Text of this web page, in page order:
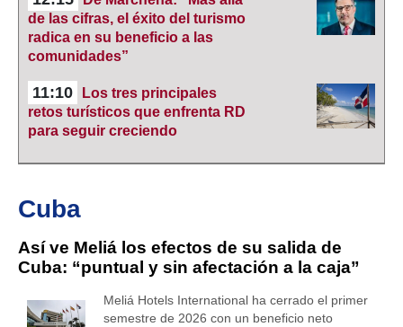
de las cifras, el éxito del turismo
radica en su beneficio a las
comunidades”
11:10
Los tres principales
retos turísticos que enfrenta RD
para seguir creciendo
Cuba
Así ve Meliá los efectos de su salida de
Cuba: “puntual y sin afectación a la caja”
Meliá Hotels International ha cerrado el primer
semestre de 2026 con un beneficio neto